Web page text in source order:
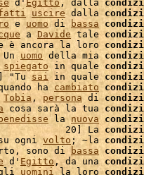
d'Egitto , dalla
uscire dalla
e uomo di bassa
a Davide tale
ancora la loro
uomo della mia
spiegato in quale
sai in quale
ha cambiato
Tobia , persona di
cosa sarà la tua
benedisse la nuova
20] La
ogni volto ; ~la
sono di bassa
d' Egitto, da una
uomini la loro